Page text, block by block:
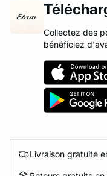
Collectez des
bénéficiez
Livraison gratuite